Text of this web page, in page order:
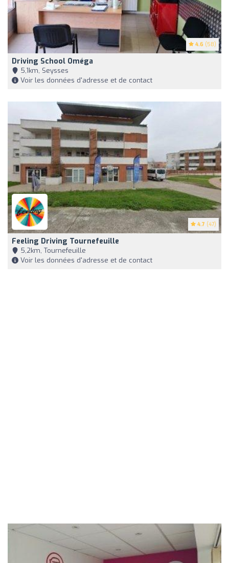
4.6 (58)
Driving School Oméga
5,1km, Seysses
Voir les données d'adresse et de contact
4.7 (47)
Feeling Driving Tournefeuille
5,2km, Tournefeuille
Voir les données d'adresse et de contact